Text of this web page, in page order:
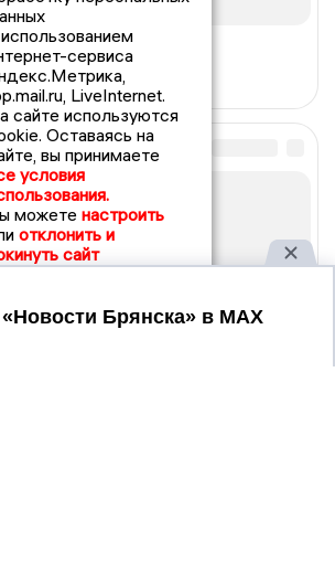
сервиса
LiveInternet.
сайте используются
Оставаясь на
вы принимаете
условия
можете настроить
отклонить и
сайт
Принять